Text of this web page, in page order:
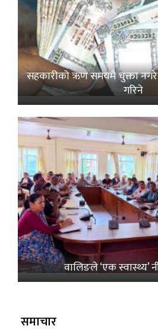
सहकारीको ऋण समयमै चुक्ता नगरे
गरिने
वालिङले ‘एक स्वास्थ्य’
समाचार